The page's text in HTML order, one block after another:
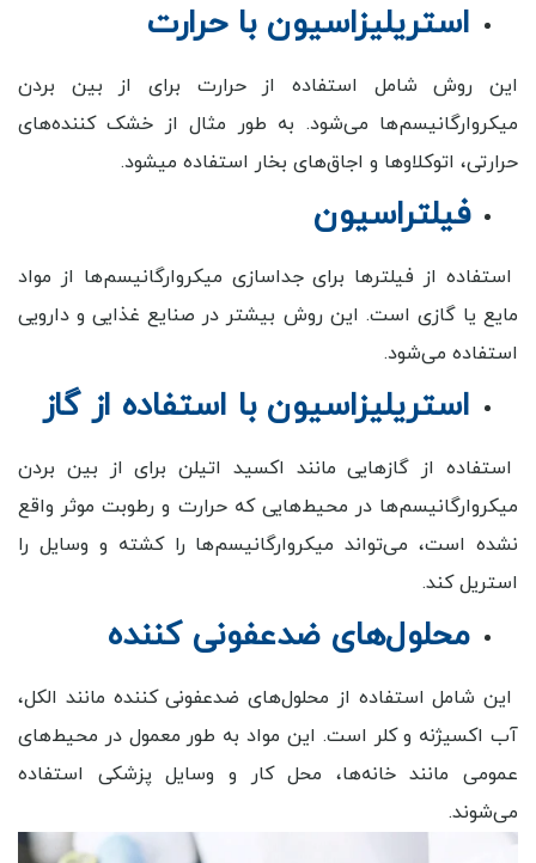
استریلیزاسیون با حرارت
این روش شامل استفاده از حرارت برای از بین بردن
میکروارگانیسم‌ها می‌شود. به طور مثال از خشک کننده‌های
حرارتی، اتوکلاوها و اجاق‌های بخار استفاده میشود.
فیلتراسیون
استفاده از فیلترها برای جداسازی میکروارگانیسم‌ها از مواد
مایع یا گازی است. این روش بیشتر در صنایع غذایی و دارویی
استفاده می‌شود.
استریلیزاسیون با استفاده از گاز
استفاده از گازهایی مانند اکسید اتیلن برای از بین بردن
میکروارگانیسم‌ها در محیط‌هایی که حرارت و رطوبت موثر واقع
نشده است، می‌تواند میکروارگانیسم‌ها را کشته و وسایل را
استریل کند.
محلول‌های ضدعفونی کننده
این شامل استفاده از محلول‌های ضدعفونی کننده مانند الکل،
آب اکسیژنه و کلر است. این مواد به طور معمول در محیط‌های
عمومی مانند خانه‌ها، محل کار و وسایل پزشکی استفاده
می‌شوند.